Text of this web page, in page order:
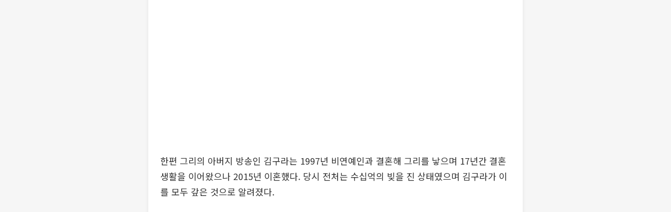
한편 그리의 아버지 방송인 김구라는 1997년 비연예인과 결혼해 그리를 낳으며 17년간 결혼
생활을 이어왔으나 2015년 이혼했다. 당시 전처는 수십억의 빚을 진 상태였으며 김구라가 이
를 모두 갚은 것으로 알려졌다.